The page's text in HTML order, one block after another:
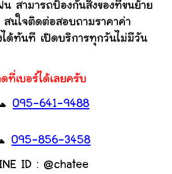
สามารถป้องกันสิ่งของที่ขนย้าย
นใจติดต่อสอบถามราคาค่า
ได้ทันที เปิดบริการทุกวันไม่มีวัน
ที่เบอร์ได้เลยครับ
095-641-9488
095-856-3458
ID : @chatee